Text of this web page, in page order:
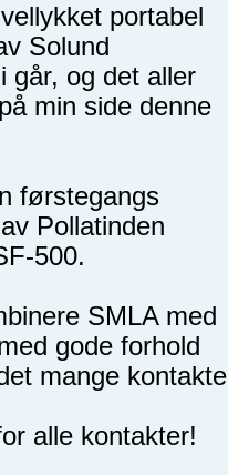
portabel
Solund
går, og det aller
min side denne
førstegangs
Pollatinden
500.
SMLA med
gode forhold
mange
alle kontakter!